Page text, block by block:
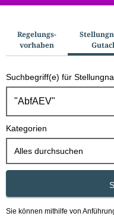
u
c
h
o
Regelungs­
vorhaben
Suchbegriff(e) für
Kategorien
Alles durchsuchen
Sie können mithilfe von